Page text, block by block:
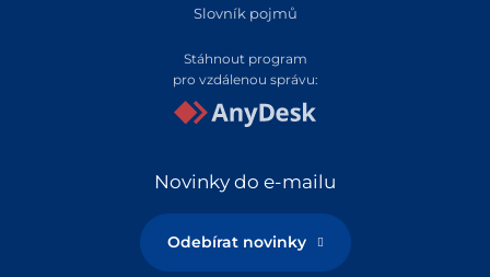
Slovník pojmů
Stáhnout program
pro vzdálenou správu:
Novinky do e-mailu
Odebírat novinky